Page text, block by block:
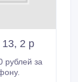
2 р
рублей за